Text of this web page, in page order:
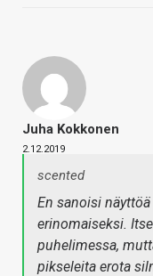
Juha Kokkonen
2.12.2019
scented
En sanoisi
erinomaiseksi.
puhelimessa,
pikseleita erota